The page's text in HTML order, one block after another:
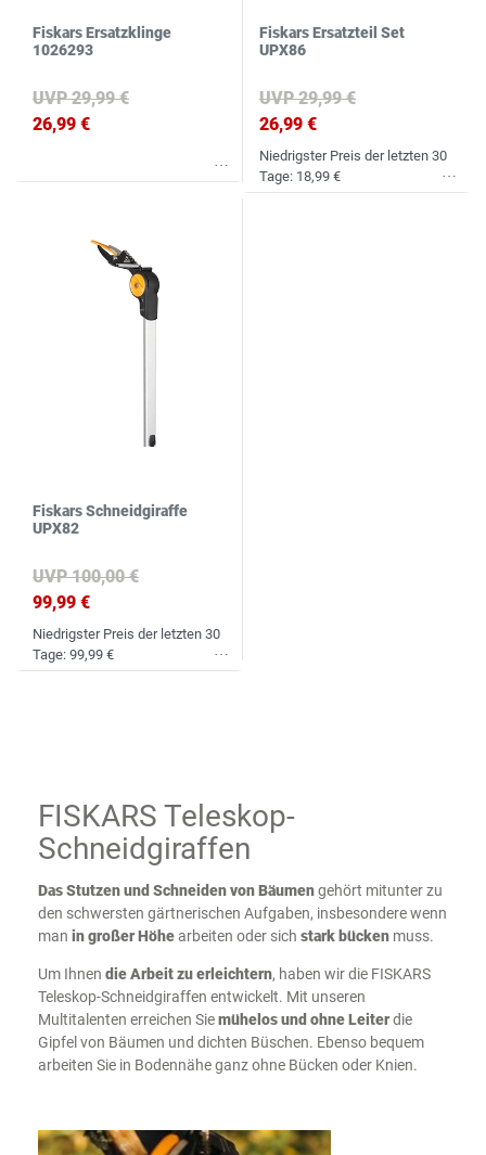
Fiskars Ersatzklinge
1026293
UVP 29,99 €
26,99 €
Fiskars Ersatzteil Set
UPX86
UVP 29,99 €
26,99 €
Niedrigster Preis der letzten 30
Tage: 18,99 €
Fiskars Schneidgiraffe
UPX82
UVP 100,00 €
99,99 €
Niedrigster Preis der letzten 30
Tage: 99,99 €
FISKARS Teleskop-
Schneidgiraffen
Das Stutzen und Schneiden von Bäumengehört mitunter zu
den schwersten gärtnerischen Aufgaben, insbesondere wenn
man in großer Höhearbeiten oder sich stark bücken muss.
Um Ihnen die Arbeit zu erleichtern, haben wir die FISKARS
Teleskop-Schneidgiraffen entwickelt. Mit unseren
Multitalenten erreichen Siemühelos und ohne Leiterdie
Gipfel von Bäumen und dichten Büschen. Ebenso bequem
arbeiten Sie in Bodennähe ganz ohne Bücken oder Knien.